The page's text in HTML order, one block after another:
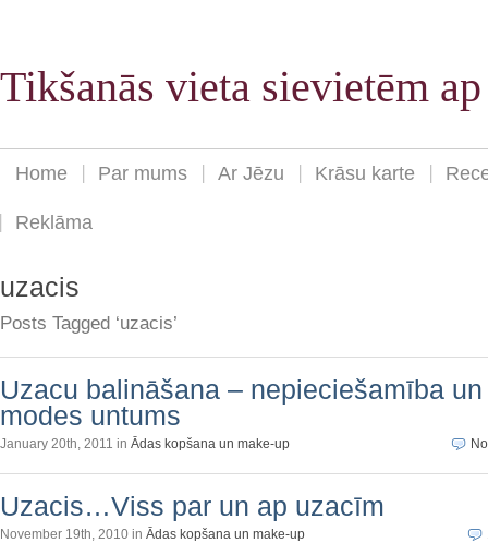
Tikšanās vieta sievietēm
Home Par mums Ar Jēzu Krāsu karte
Reklāma
uzacis
Posts Tagged ‘uzacis’
Uzacu balināšana – nepieciešamība un
modes untums
January 20th, 2011 in Ādas kopšana un make-up
Uzacis…Viss par un ap uzacīm
November 19th, 2010 in Ādas kopšana un make-up